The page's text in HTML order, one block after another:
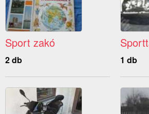
Sport zakó
2 db 1 db